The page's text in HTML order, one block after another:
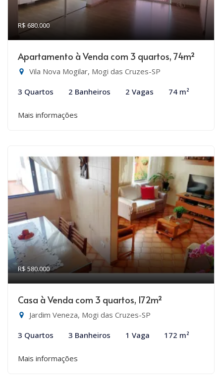
R$ 680.000
Apartamento à Venda com 3 quartos, 74m²
Vila Nova Mogilar, Mogi das Cruzes-SP
3 Quartos 2 Banheiros 2 Vagas 74 m²
Mais informações
R$ 580.000
Casa à Venda com 3 quartos, 172m²
Jardim Veneza, Mogi das Cruzes-SP
3 Quartos 3 Banheiros 1 Vaga 172 m²
Mais informações